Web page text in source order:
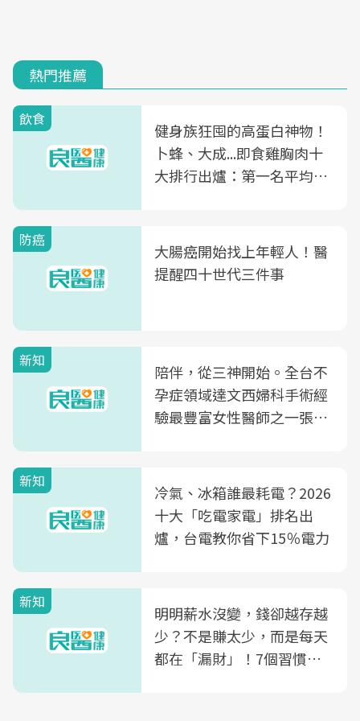
熱門推薦
飲食
健身族狂囤的高蛋白神物！
卜蜂、大成...即食雞胸肉十
大排行出爐：第一名平均一
防癌
大腸癌開始找上年輕人！醫
提醒四十世代三件事
新知
陪伴，從三神開始。全台不
孕症領域達文西婦科手術經
驗最豐富女性醫師之一張永
光田醫院建構360度女性健
康照護生態圈
新知
冷氣、冰箱誰最耗電？2026
十大「吃電家電」排名出
爐，台電教你省下15％電力
新知
明明薪水沒變，錢卻越存越
少？不是賺太少，而是每天
都在「漏財」！7個習慣一